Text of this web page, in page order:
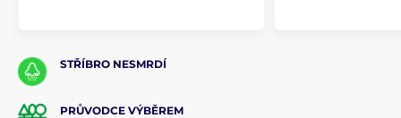
STŘÍBRO NESMRDÍ
PRŮVODCE VÝBĚREM